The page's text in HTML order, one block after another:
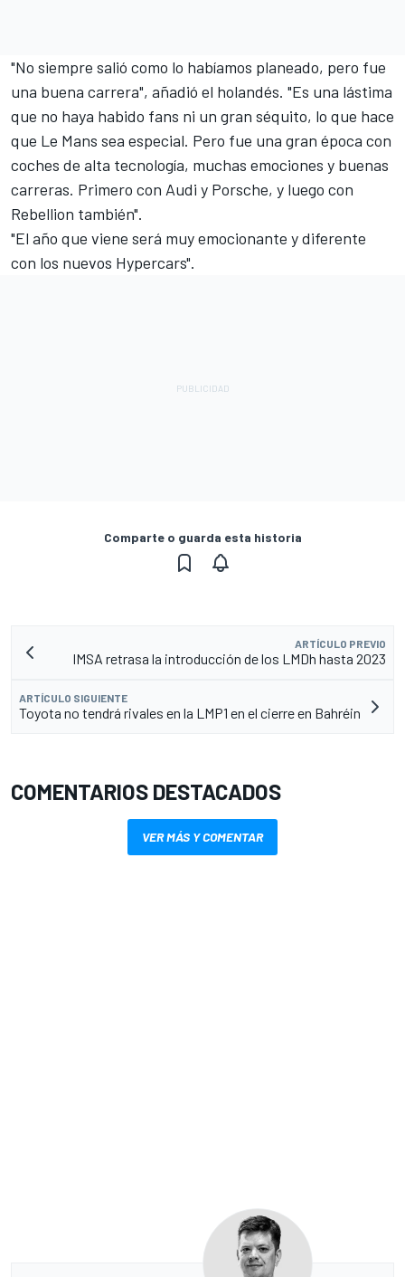
"No siempre salió como lo habíamos planeado, pero fue
una buena carrera", añadió el holandés. "Es una lástima
que no haya habido fans ni un gran séquito, lo que hace
que Le Mans sea especial. Pero fue una gran época con
coches de alta tecnología, muchas emociones y buenas
carreras. Primero con Audi y Porsche, y luego con
Rebellion también".
"El año que viene será muy emocionante y diferente
con los nuevos Hypercars".
Comparte o guarda esta historia
ARTÍCULO PREVIO
IMSA retrasa la introducción de los LMDh hasta 2023
ARTÍCULO SIGUIENTE
Toyota no tendrá rivales en la LMP1 en el cierre en Bahréin
COMENTARIOS DESTACADOS
VER MÁS Y COMENTAR